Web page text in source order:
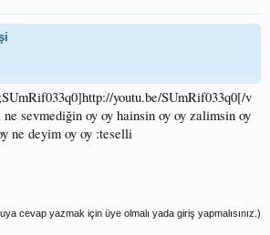
youtu.be/SUmRif033q0[/v
sevmediğin oy oy hainsin oy oy zalimsin oy
ne deyim oy oy :teselli
cevap yazmak için üye olmalı yada giriş yapmalısınız.)